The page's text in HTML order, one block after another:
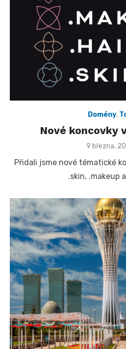
Domény,
Nové koncovky
Posted
9 března,
Přidali jsme nové tématické
.skin, .makeup